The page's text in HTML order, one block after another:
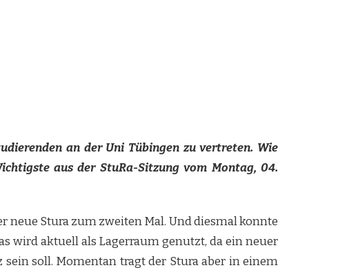
an der Uni Tübingen zu vertreten. Wie
aus der StuRa-Sitzung vom Montag, 04.
neue Stura zum zweiten Mal. Und diesmal konnte
wird aktuell als Lagerraum genutzt, da ein neuer
soll. Momentan tragt der Stura aber in einem